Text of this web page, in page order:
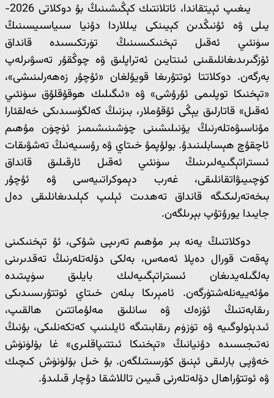
يىغىپ ئېيتقاندا، ئاتلانتىك كېڭىشىنىڭ بۇ دوكلاتى 2026-
يىلى ۋە ئۇنىڭدىن كېيىنكى يىللاردا دۇنيا سىياسىيسىنىڭ
سۈنئىي ئەقىل تېخنىكىسىنىڭ تۈرتكىسىدە قانداق
ئۆزگىرىدىغانلىقىنى ئىنتايىن ئەتراپلىق ۋە چوڭقۇر تەسۋىرلەپ
بەرگەن. دوكلاتتا ئوتتۇرىغا قويۇلغان «ئۇچۇر زەھەرلىنىشى»،
«تېخنىكا توپلىمى ئۇرۇشى» ۋە «ئىگىلىك ھوقۇقلۇق سۈنئىي
ئەقىل» قاتارلىق يېڭى ئۇقۇملار، بىزنىڭ كەلگۈسىدىكى خەلقئارا
مۇناسىۋەتلەرنىڭ يۆنىلىشىنى چۈشىنىشىمىز ئۈچۈن مۇھىم
ئاچقۇچ ھېسابلىنىدۇ. بولۇپمۇ خىتاي ۋە رۇسىيەنىڭ تەشۋىقات
ئىستراتېگىيەلىرىنىڭ سۈنئىي ئەقىل ئارقىلىق قانداق
كۈچىيىۋاتقانلىقى، غەرب دېموكراتىيەسى ۋە ئۇچۇر
بىخەتەرلىكىگە قانداق تەھدىت ئېلىپ كېلىدىغانلىقى دەل
جايىدا يورۇتۇپ بېرىلگەن.
دوكلاتنىڭ يەنە بىر مۇھىم تەرىپى شۇكى، ئۇ تېخنىكىنى
پەقەت قورال دەپلا ئەمەس، بەلكى دۆلەتلەرنىڭ تەقدىرىنى
بەلگىلەيدىغان ئىستراتېگىيەلىك بايلىق سۈپىتىدە
مۇئەييەنلەشتۈرگەن. ئامېرىكا بىلەن خىتاي ئوتتۇرىسىدىكى
رىقابەتنىڭ ئۆزەك ۋە سانلىق مەلۇماتتىن ھالقىپ،
ئىدېئولوگىيە ۋە تۈزۈم رىقابىتىگە ئايلىنىپ كەتكەنلىكى، بۇنىڭ
نەتىجىسىدە دۇنيانىڭ «تېخنىكا ئىتتىپاقلىرى» غا بۆلۈنۈش
خەۋپى بارلىقى ئېنىق كۆرسىتىلگەن. بۇ خىل بۆلۈنۈش كىچىك
ۋە ئوتتۇراھال دۆلەتلەرنى قىيىن تاللاشقا دۇچار قىلىدۇ.